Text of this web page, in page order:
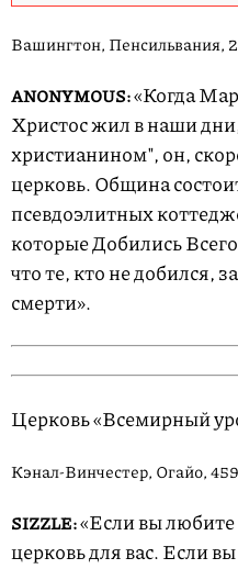
Вашингтон, Пенсильвания,
ANONYMOUS:«Когда
Христос жил в наши
христианином", он,
церковь. Община
псевдоэлитных
которые Добились
что те, кто не добился,
смерти».
Церковь «Всемирный
Кэнал-Винчестер, Огайо,
SIZZLE:«Если вы любите
церковь для вас. Если